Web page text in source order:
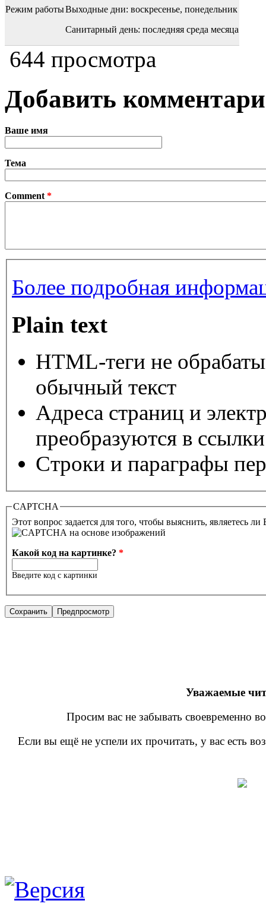
Режим работыВыходные дни: воскресенье, понедельник
Санитарный день: последняя среда месяца
644 просмотра
Добавить
Ваше имя
Тема
Comment *
Более подробная
Plain text
HTML-теги не
обычный текст
Адреса страниц и
преобразуются в
Строки и параграфы
CAPTCHA
Этот вопрос задается для того, чтобы выяснить, являетесь
Какой код на картинке? *
Введите код с картинки
Уважаемые
Просим вас не забывать своевременно
Если вы ещё не успели их прочитать, у вас есть